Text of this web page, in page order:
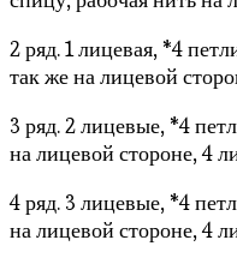
2 ряд. 1 лицевая, *4
так же на лицевой
3 ряд. 2 лицевые, *4
на лицевой стороне, 4
4 ряд. 3 лицевые, *4
на лицевой стороне, 4